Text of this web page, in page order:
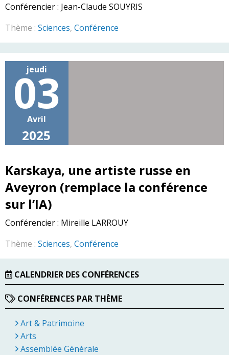
Conférencier : Jean-Claude SOUYRIS
Thème : Sciences, Conférence
jeudi
03
Avril
2025
Karskaya, une artiste russe en
Aveyron (remplace la conférence
sur l’IA)
Conférencier : Mireille LARROUY
Thème : Sciences, Conférence
CALENDRIER DES CONFÉRENCES
CONFÉRENCES PAR THÈME
Art & Patrimoine
Arts
Assemblée Générale